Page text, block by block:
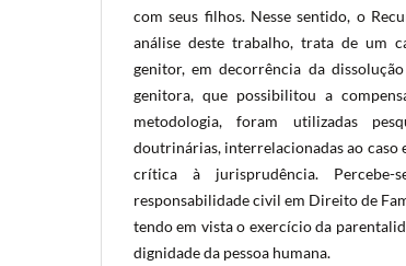
com seus filhos. Nesse sentido, o
análise deste trabalho, trata de um
genitor, em decorrência da
genitora, que possibilitou a
metodologia, foram utilizadas
doutrinárias, interrelacionadas ao caso
crítica à jurisprudência.
responsabilidade civil em Direito de
tendo em vista o exercício da
dignidade da pessoa humana.